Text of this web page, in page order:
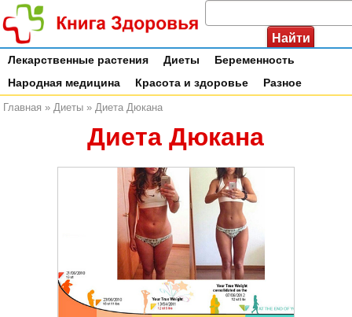
Лекарственные растения Диеты
Беременность
Народная медицина
Красота и здоровье Разное
Главная » Диеты » Диета Дюкана
Диета Дюкана